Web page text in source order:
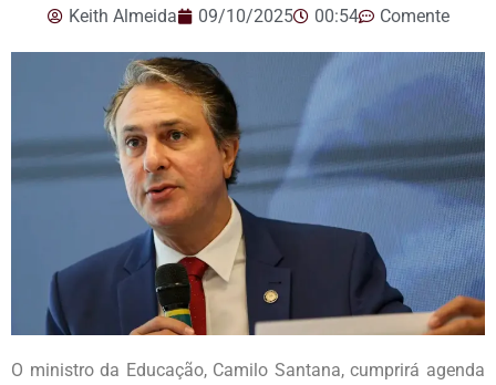
Keith Almeida 09/10/2025 00:54 Comente
O ministro da Educação, Camilo Santana, cumprirá agenda